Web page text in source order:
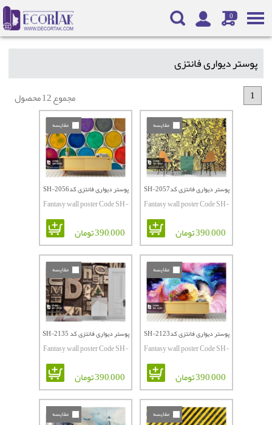
0
پوستر دیواری فانتزی
1 مجموع 12 محصول
مقایسه
پوستر دیواری فانتزی کدSH-2057
Fantasy wall poster Code SH-
390,000 تومان
مقایسه
پوستر دیواری فانتزی کدSH-2056
Fantasy wall poster Code SH-
390,000 تومان
مقایسه
پوستر دیواری فانتزی کدSH-2123
Fantasy wall poster Code SH-
390,000 تومان
مقایسه
پوستر دیواری فانتزی کد SH-2135
Fantasy wall poster Code SH-
390,000 تومان
مقایسه مقایسه